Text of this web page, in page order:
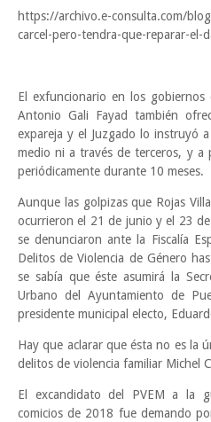
https://archivo.e-consulta.com/
carcel-pero-tendra-que-reparar-el-
El exfuncionario en los gobiernos
Antonio Gali Fayad también
expareja y el Juzgado lo instruyó
medio ni a través de terceros, y a
periódicamente durante 10 meses.
Aunque las golpizas que Rojas
ocurrieron el 21 de junio y el 23
se denunciaron ante la Fiscalía
Delitos de Violencia de Género
se sabía que éste asumirá la
Urbano del Ayuntamiento de
presidente municipal electo,
Hay que aclarar que ésta no es la
delitos de violencia familiar Michel
El excandidato del PVEM a la
comicios de 2018 fue demando